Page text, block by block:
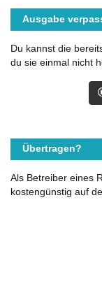
Ausgabe
Du kannst die
du sie einmal nicht
Übertragen?
Als Betreiber eines
kostengünstig auf